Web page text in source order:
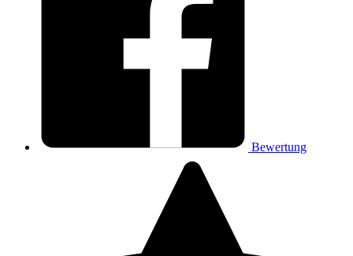
Bewertung